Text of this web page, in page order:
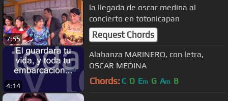
7:55
la llegada de oscar medina al
concierto en totonicapan
Request Chords
4:14
Alabanza MARINERO, con letra,
OSCAR MEDINA
Chords: C D Em G Am B